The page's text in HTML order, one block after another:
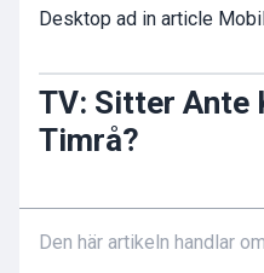
Desktop ad in article
TV: Sitter Ante
Timrå?
Den här artikeln handlar